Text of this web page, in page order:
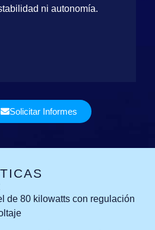
ni autonomía.
Solicitar Informes
de 80 kilowatts con regulación